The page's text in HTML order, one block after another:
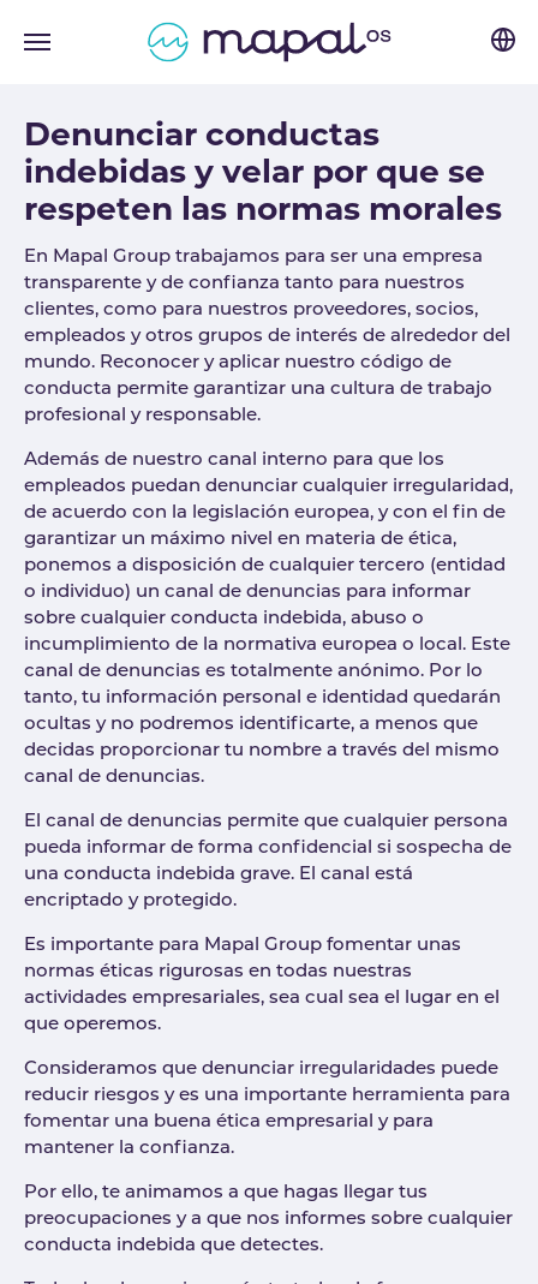
Denunciar conductas
indebidas y velar por que se
respeten las normas morales
En Mapal Group trabajamos para ser una empresa
transparente y de confianza tanto para nuestros
clientes, como para nuestros proveedores, socios,
empleados y otros grupos de interés de alrededor del
mundo. Reconocer y aplicar nuestro código de
conducta permite garantizar una cultura de trabajo
profesional y responsable.
Además de nuestro canal interno para que los
empleados puedan denunciar cualquier irregularidad,
de acuerdo con la legislación europea, y con el fin de
garantizar un máximo nivel en materia de ética,
ponemos a disposición de cualquier tercero (entidad
o individuo) un canal de denuncias para informar
sobre cualquier conducta indebida, abuso o
incumplimiento de la normativa europea o local. Este
canal de denuncias es totalmente anónimo. Por lo
tanto, tu información personal e identidad quedarán
ocultas y no podremos identificarte, a menos que
decidas proporcionar tu nombre a través del mismo
canal de denuncias.
El canal de denuncias permite que cualquier persona
pueda informar de forma confidencial si sospecha de
una conducta indebida grave. El canal está
encriptado y protegido.
Es importante para Mapal Group fomentar unas
normas éticas rigurosas en todas nuestras
actividades empresariales, sea cual sea el lugar en el
que operemos.
Consideramos que denunciar irregularidades puede
reducir riesgos y es una importante herramienta para
fomentar una buena ética empresarial y para
mantener la confianza.
Por ello, te animamos a que hagas llegar tus
preocupaciones y a que nos informes sobre cualquier
conducta indebida que detectes.